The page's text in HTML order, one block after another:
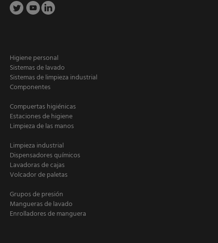
Higiene personal
Sistemas de lavado
Sistemas de limpieza industrial
Componentes
Compuertas higiénicas
Estaciones de higiene
Limpieza de las manos
Limpieza industrial
Dispensadores químicos
Lavadoras de cajas
Volcador de paletas
Grupos de presión
Mangueras de lavado
Enrolladores de manguera